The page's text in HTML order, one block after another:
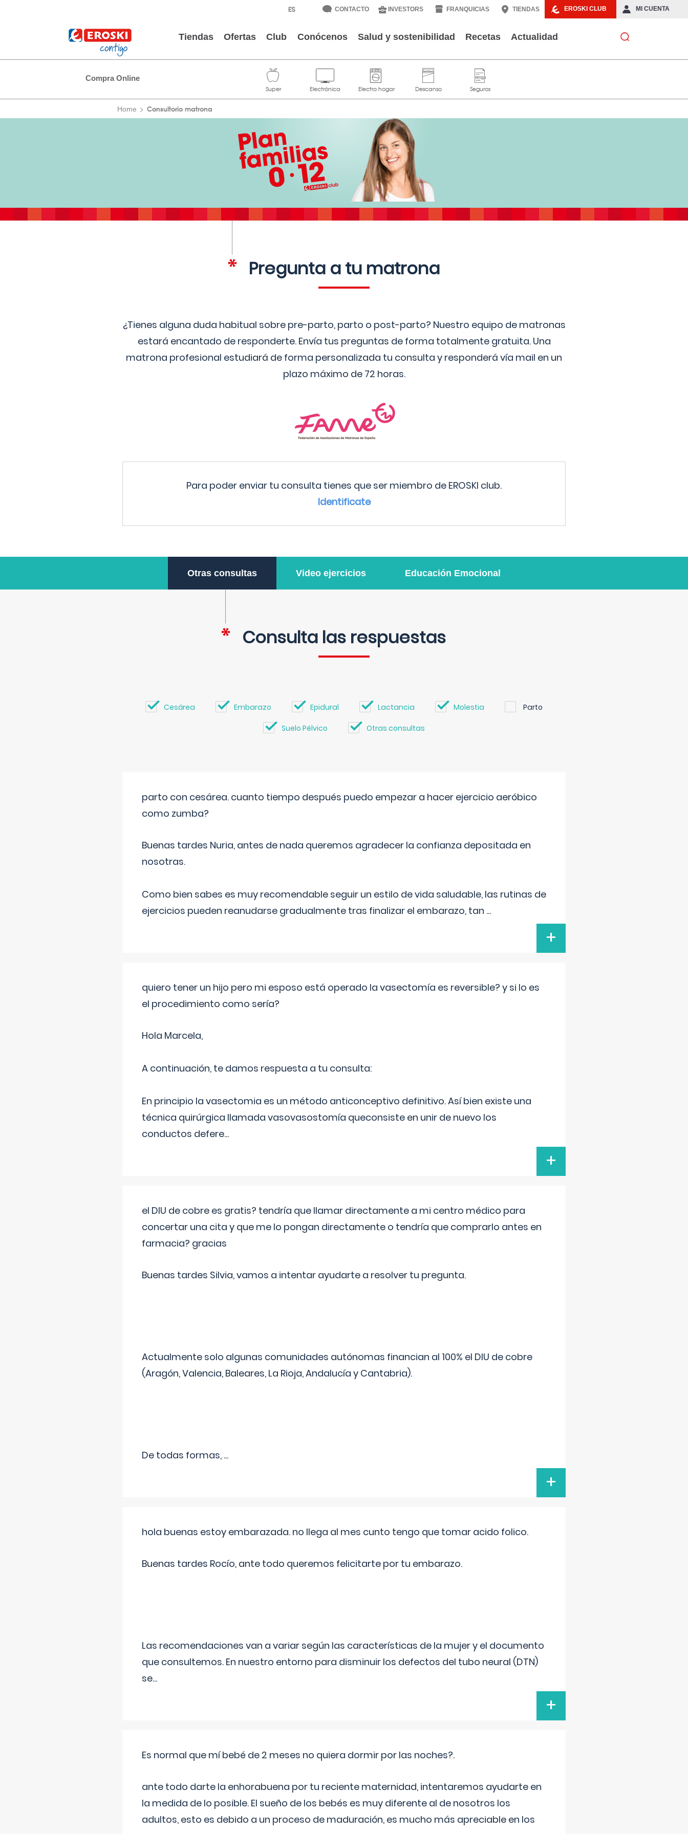
EROSKI CLUB MI CUENTA
CONTACTO INVESTORS FRANQUICIAS TIENDAS
Tiendas Ofertas Club Conócenos Salud y sostenibilidad Recetas Actualidad
Compra Online
Home Consultorio matrona
Pregunta a tu matrona
¿Tienes alguna duda habitual sobre pre-parto, parto o post-parto? Nuestro equipo de matronas
estará encantado de responderte. Envía tus preguntas de forma totalmente gratuita. Una
matrona profesional estudiará de forma personalizada tu consulta y responderá vía mail en un
plazo máximo de 72 horas.
Para poder enviar tu consulta tienes que ser miembro de EROSKI club.
Identificate
Otras consultas Video ejercicios Educación Emocional
Consulta las respuestas
Cesárea Embarazo Epidural Lactancia Molestia Parto
Suelo Pélvico Otras consultas
parto con cesárea. cuanto tiempo después puedo empezar a hacer ejercicio aeróbico
como zumba?
Buenas tardes Nuria, antes de nada queremos agradecer la confianza depositada en
nosotras.
Como bien sabes es muy recomendable seguir un estilo de vida saludable, las rutinas de
ejercicios pueden reanudarse gradualmente tras finalizar el embarazo, tan ...
+
quiero tener un hijo pero mi esposo está operado la vasectomía es reversible? y si lo es
el procedimiento como sería?
Hola Marcela,
A continuación, te damos respuesta a tu consulta:
En principio la vasectomia es un método anticonceptivo definitivo. Así bien existe una
técnica quirúrgica llamada vasovasostomía queconsiste en unir de nuevo los
conductos defere...
+
el DIU de cobre es gratis? tendría que llamar directamente a mi centro médico para
concertar una cita y que me lo pongan directamente o tendría que comprarlo antes en
farmacia? gracias
Buenas tardes Silvia, vamos a intentar ayudarte a resolver tu pregunta.
Actualmente solo algunas comunidades autónomas financian al 100% el DIU de cobre
(Aragón, Valencia, Baleares, La Rioja, Andalucía y Cantabria).
De todas formas, ...
+
hola buenas estoy embarazada. no llega al mes cunto tengo que tomar acido folico.
Buenas tardes Rocío, ante todo queremos felicitarte por tu embarazo.
Las recomendaciones van a variar según las características de la mujer y el documento
que consultemos. En nuestro entorno para disminuir los defectos del tubo neural (DTN)
se...
+
Es normal que mí bebé de 2 meses no quiera dormir por las noches?.
ante todo darte la enhorabuena por tu reciente maternidad, intentaremos ayudarte en
la medida de lo posible. El sueño de los bebés es muy diferente al de nosotros los
adultos, esto es debido a un proceso de maduración, es mucho más apreciable en los